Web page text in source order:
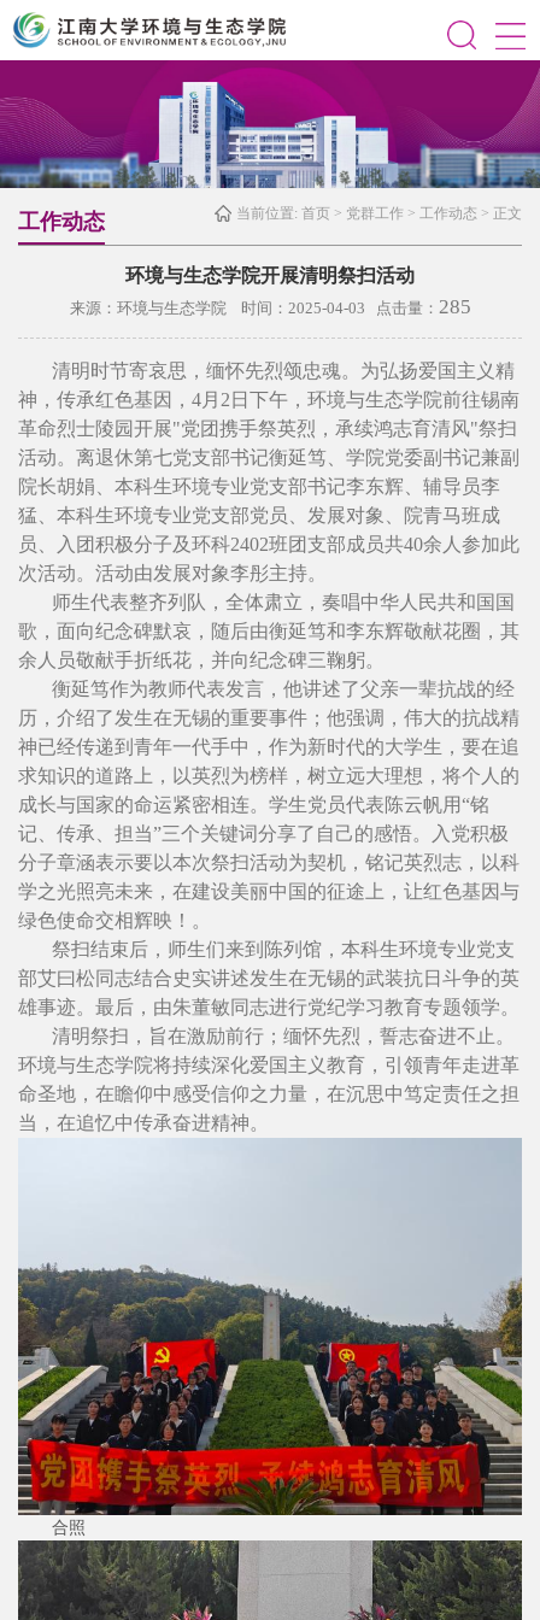
当前位置: 首页 > 党群工作 > 工作动态 > 正文
工作动态
环境与生态学院开展清明祭扫活动
来源：环境与生态学院 时间：2025-04-03 点击量： 285
清明时节寄哀思，缅怀先烈颂忠魂。为弘扬爱国主义精
神，传承红色基因，4月2日下午，环境与生态学院前往锡南
革命烈士陵园开展"党团携手祭英烈，承续鸿志育清风"祭扫
活动。离退休第七党支部书记衡延笃、学院党委副书记兼副
院长胡娟、本科生环境专业党支部书记李东辉、辅导员李
猛、本科生环境专业党支部党员、发展对象、院青马班成
员、入团积极分子及环科2402班团支部成员共40余人参加此
次活动。活动由发展对象李彤主持。
师生代表整齐列队，全体肃立，奏唱中华人民共和国国
歌，面向纪念碑默哀，随后由衡延笃和李东辉敬献花圈，其
余人员敬献手折纸花，并向纪念碑三鞠躬。
衡延笃作为教师代表发言，他讲述了父亲一辈抗战的经
历，介绍了发生在无锡的重要事件；他强调，伟大的抗战精
神已经传递到青年一代手中，作为新时代的大学生，要在追
求知识的道路上，以英烈为榜样，树立远大理想，将个人的
成长与国家的命运紧密相连。学生党员代表陈云帆用“铭
记、传承、担当”三个关键词分享了自己的感悟。入党积极
分子章涵表示要以本次祭扫活动为契机，铭记英烈志，以科
学之光照亮未来，在建设美丽中国的征途上，让红色基因与
绿色使命交相辉映！。
祭扫结束后，师生们来到陈列馆，本科生环境专业党支
部艾曰松同志结合史实讲述发生在无锡的武装抗日斗争的英
雄事迹。最后，由朱董敏同志进行党纪学习教育专题领学。
清明祭扫，旨在激励前行；缅怀先烈，誓志奋进不止。
环境与生态学院将持续深化爱国主义教育，引领青年走进革
命圣地，在瞻仰中感受信仰之力量，在沉思中笃定责任之担
当，在追忆中传承奋进精神。
合照